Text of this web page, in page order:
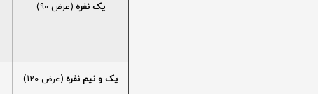
یک نفره (عرض 90)
یک و نیم نفره (عرض 120)